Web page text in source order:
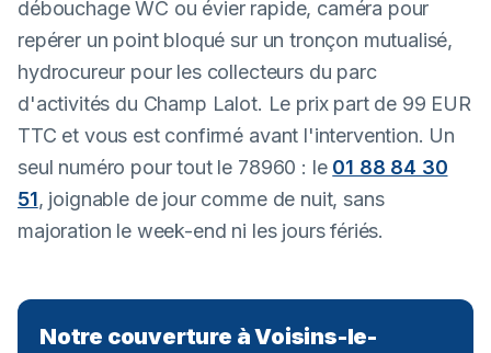
débouchage WC ou évier rapide, caméra pour
repérer un point bloqué sur un tronçon mutualisé,
hydrocureur pour les collecteurs du parc
d'activités du Champ Lalot. Le prix part de 99 EUR
TTC et vous est confirmé avant l'intervention. Un
seul numéro pour tout le 78960 : le 01 88 84 30
51, joignable de jour comme de nuit, sans
majoration le week-end ni les jours fériés.
Notre couverture à Voisins-le-